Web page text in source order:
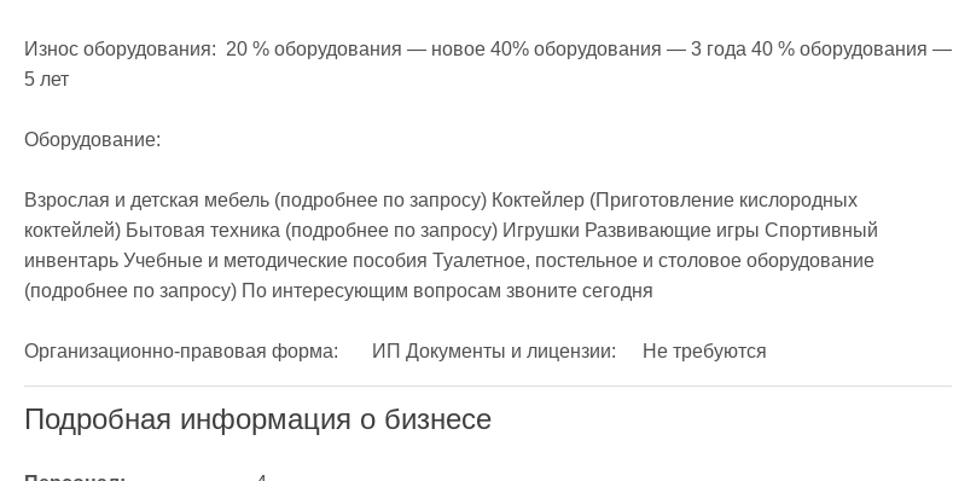
Износ оборудования:  20 % оборудования — новое 40% оборудования — 3 года 40 % оборудования —
5 лет
Оборудование:
Взрослая и детская мебель (подробнее по запросу) Коктейлер (Приготовление кислородных
коктейлей) Бытовая техника (подробнее по запросу) Игрушки Развивающие игры Спортивный
инвентарь Учебные и методические пособия Туалетное, постельное и столовое оборудование
(подробнее по запросу) По интересующим вопросам звоните сегодня
Организационно-правовая форма:	ИП Документы и лицензии:	Не требуются
Подробная информация о бизнесе